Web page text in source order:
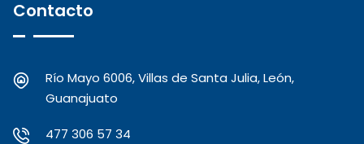
Contacto
Río Mayo 6006, Villas de Santa Julia, León,
Guanajuato
477 306 57 34